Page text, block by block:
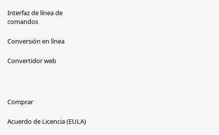
Interfaz de línea de
comandos
Conversión en línea
Convertidor web
Comprar
Acuerdo de Licencia (EULA)